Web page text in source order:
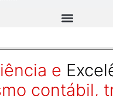
e
contábil,